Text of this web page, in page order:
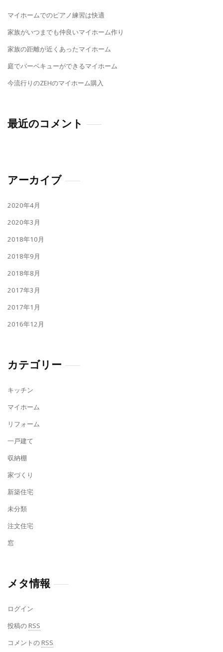
マイホームでのピアノ練習は快適
家族がいつまでも仲良いマイホーム作り
家族の距離が近くあったマイホーム
庭でバーベキューができるマイホーム
今流行りのZEHのマイホーム購入
最近のコメント
アーカイブ
2020年4月
2020年3月
2018年10月
2018年9月
2018年8月
2017年3月
2017年1月
2016年12月
カテゴリー
キッチン
マイホーム
リフォーム
一戸建て
収納棚
家づくり
新築住宅
未分類
注文住宅
窓
メタ情報
ログイン
投稿の RSS
コメントの RSS